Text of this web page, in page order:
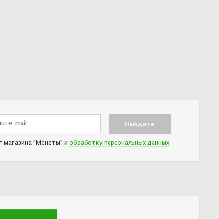
магазина "Монеты" и обработку персональных данных